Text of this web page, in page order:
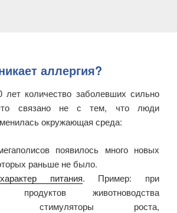
аллергия?
лет количество заболевших сильно
связано не с тем, что люди
окружающая среда:
появилось много новых
раньше не было.
характер питания. Пример: при
продуктов животноводства
стимуляторы роста,